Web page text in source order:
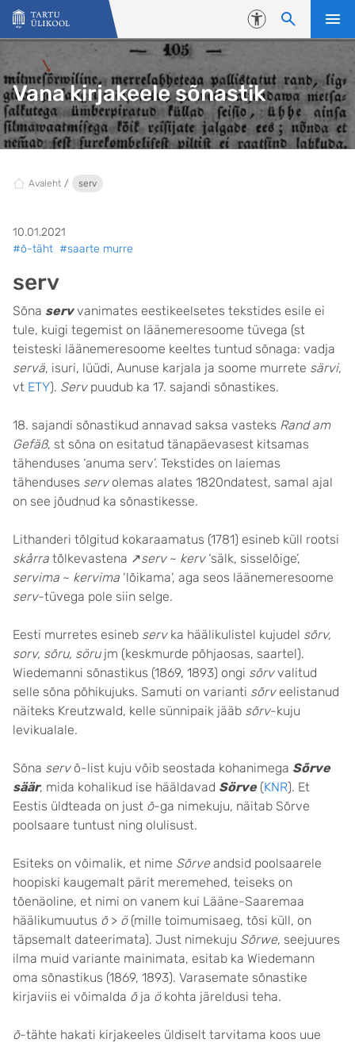
Liigu edasi põhisisu juurde
Juurdepääsetavus
Vana kirjakeele sõnastik
Avaleht serv
10.01.2021
#õ-täht #saarte murre
serv
Sõna servvanimates eestikeelsetes tekstides esile ei
tule, kuigi tegemist on läänemeresoome tüvega (st
teisteski läänemeresoome keeltes tuntud sõnaga: vadja
servä, isuri, lüüdi, Aunuse karjala ja soome murrete särvi,
vt ETY). Servpuudub ka 17. sajandi sõnastikes.
18. sajandi sõnastikud annavad saksa vasteks Rand am
Gefäß, st sõna on esitatud tänapäevasest kitsamas
tähenduses ‘anuma serv’. Tekstides on laiemas
tähenduses servolemas alates 1820ndatest, samal ajal
on see jõudnud ka sõnastikesse.
Lithanderi tõlgitud kokaraamatus (1781) esineb küll rootsi
skårra tõlkevastena ↗serv~ kerv‘sälk, sisselõige’,
servima ~ kervima ‘lõikama’, aga seos läänemeresoome
serv-tüvega pole siin selge.
Eesti murretes esineb servka häälikulistel kujudel sõrv,
sorv, sõru, söru jm (keskmurde põhjaosas, saartel).
Wiedemanni sõnastikus (1869, 1893) ongi sõrvvalitud
selle sõna põhikujuks. Samuti on varianti sõrveelistanud
näiteks Kreutzwald, kelle sünnipaik jääb sõrv-kuju
levikualale.
Sõna servõ-list kuju võib seostada kohanimega Sõrve
säär, mida kohalikud ise hääldavad Sörve (KNR). Et
Eestis üldteada on just õ-ga nimekuju, näitab Sõrve
poolsaare tuntust ning olulisust.
Esiteks on võimalik, et nime Sõrveandsid poolsaarele
hoopiski kaugemalt pärit meremehed, teiseks on
tõenäoline, et nimi on vanem kui Lääne-Saaremaa
häälikumuutus õ> ö(mille toimumisaeg, tõsi küll, on
täpsemalt dateerimata). Just nimekuju Sõrwe, seejuures
ilma muid variante mainimata, esitab ka Wiedemann
oma sõnastikus (1869, 1893). Varasemate sõnastike
kirjaviis ei võimalda õja ökohta järeldusi teha.
õ-tähte hakati kirjakeeles üldiselt tarvitama koos uue